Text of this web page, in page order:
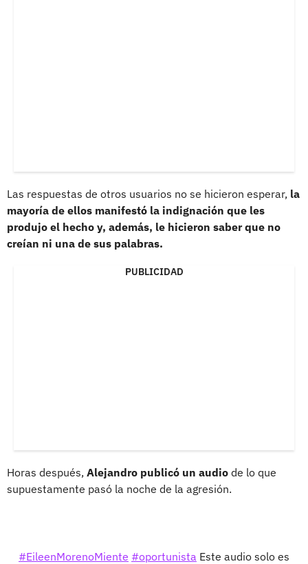
Las respuestas de otros usuarios no se hicieron esperar, la
mayoría de ellos manifestó la indignación que les
produjo el hecho y, además, le hicieron saber que no
creían ni una de sus palabras.
PUBLICIDAD
Horas después, Alejandro publicó un audio de lo que
supuestamente pasó la noche de la agresión.
#EileenMorenoMiente #oportunista Este audio solo es